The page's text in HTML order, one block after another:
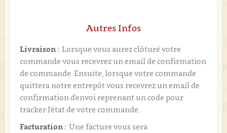
Autres Infos
Livraison : Lorsque vous aurez clôturé votre
commande vous recevrez un email de confirmation
de commande. Ensuite, lorsque votre commande
quittera notre entrepôt vous recevrez un email de
confirmation d’envoi reprenant un code pour
tracker l’état de votre commande.
Facturation : Une facture vous sera